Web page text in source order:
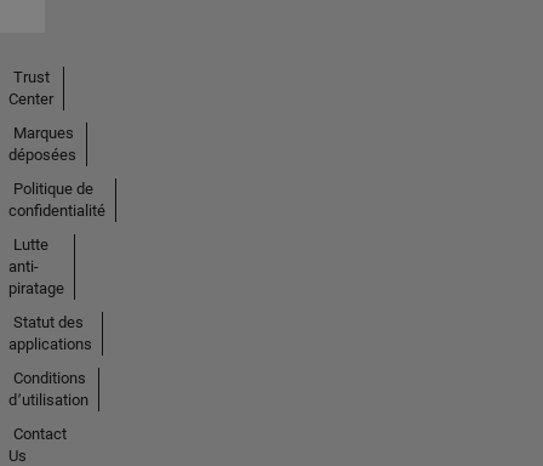
Trust
Center
Marques
déposées
Politique de
confidentialité
Lutte
anti-
piratage
Statut des
applications
Conditions
d՚utilisation
Contact
Us